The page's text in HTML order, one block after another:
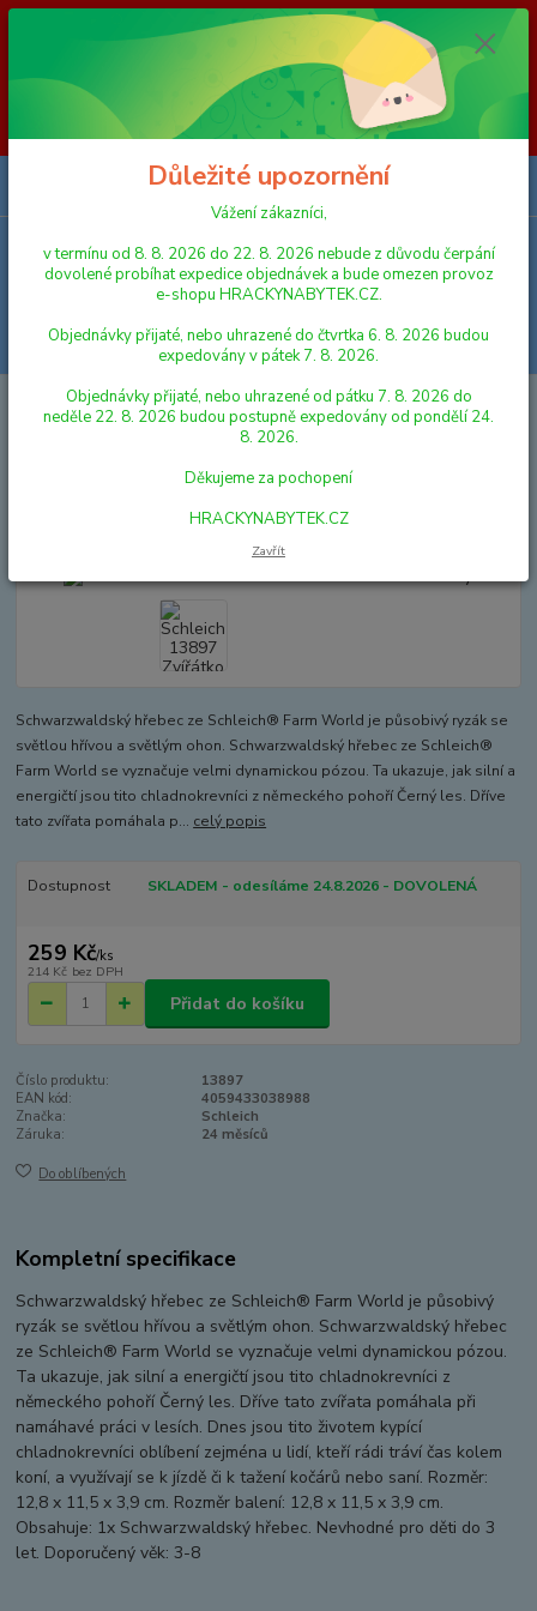
Vážení zákazníci, v termínu od 8. 8. 2026 do 23. 8. 2026 nebude z
důvodu čerpání dovolené probíhat expedice objednávek a bude omezen
provoz e-shopu HRACKYNABYTEK.CZ. Objednávky přijaté, nebo
uhrazené do čtvrtka 6. 8. 2026 budou expedovány v pátek 7. 8. 2026.
Objednávky přijaté, nebo uhrazené od pátku 7. 8. 2026 do neděle 23. 8.
2026 budou postupně expedovány od pondělí 24. 8. 2026. Děkujeme za
pochopení HRACKYNABYTEK.CZ
Menu
Hledat
FIGURKY A ZVÍŘÁTKA
Schleich 13897 Zvířátko - hřebec
Schwarzwaldský
Schleich 13897 Zvířátko - hřebec
Schwarzwaldský
Schwarzwaldský hřebec ze Schleich® Farm World je působivý ryzák se
světlou hřívou a světlým ohon. Schwarzwaldský hřebec ze Schleich®
Farm World se vyznačuje velmi dynamickou pózou. Ta ukazuje, jak silní a
energičtí jsou tito chladnokrevníci z německého pohoří Černý les. Dříve
tato zvířata pomáhala p... celý popis
Dostupnost SKLADEM - odesíláme 24.8.2026 - DOVOLENÁ
259 Kč/ks
214 Kč bez DPH
Přidat do košíku
Číslo produktu:
13897
EAN kód:
4059433038988
Značka:
Schleich
Záruka:
24 měsíců
Do oblíbených
Kompletní specifikace
Schwarzwaldský hřebec ze Schleich® Farm World je působivý
ryzák se světlou hřívou a světlým ohon. Schwarzwaldský hřebec
ze Schleich® Farm World se vyznačuje velmi dynamickou pózou.
Ta ukazuje, jak silní a energičtí jsou tito chladnokrevníci z
německého pohoří Černý les. Dříve tato zvířata pomáhala při
namáhavé práci v lesích. Dnes jsou tito životem kypící
chladnokrevníci oblíbení zejména u lidí, kteří rádi tráví čas kolem
koní, a využívají se k jízdě či k tažení kočárů nebo saní. Rozměr:
12,8 x 11,5 x 3,9 cm. Rozměr balení: 12,8 x 11,5 x 3,9 cm.
Obsahuje: 1x Schwarzwaldský hřebec. Nevhodné pro děti do 3
let. Doporučený věk: 3-8
Důležité upozornění
Vážení zákazníci,
v termínu od 8. 8. 2026 do 22. 8. 2026 nebude z důvodu čerpání
dovolené probíhat expedice objednávek a bude omezen provoz
e-shopu HRACKYNABYTEK.CZ.
Objednávky přijaté, nebo uhrazené do čtvrtka 6. 8. 2026 budou
expedovány v pátek 7. 8. 2026.
Objednávky přijaté, nebo uhrazené od pátku 7. 8. 2026 do
neděle 22. 8. 2026 budou postupně expedovány od pondělí 24.
8. 2026.
Děkujeme za pochopení
HRACKYNABYTEK.CZ
Zavřít